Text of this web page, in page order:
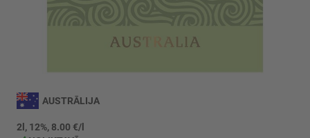
uz
galerijas
sākumu
AUSTRĀLIJA
2l, 12%, 8.00 €/l